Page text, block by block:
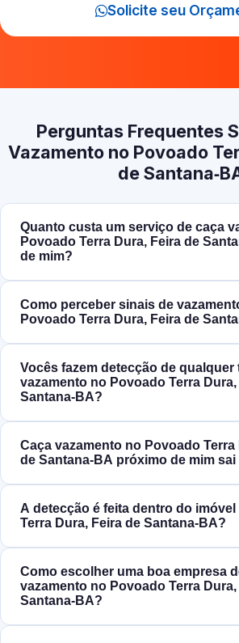
Solicite seu
Perguntas Frequentes
Vazamento no Povoado
de
Quanto custa um serviço de caça
Povoado Terra Dura, Feira de
de mim?
Como perceber sinais de
Povoado Terra Dura, Feira de
Vocês fazem detecção de qualquer
vazamento no Povoado Terra Dura,
Santana‑BA?
Caça vazamento no Povoado Terra
de Santana‑BA próximo de mim
A detecção é feita dentro do
Terra Dura, Feira de Santana‑BA?
Como escolher uma boa empresa
vazamento no Povoado Terra Dura,
Santana‑BA?